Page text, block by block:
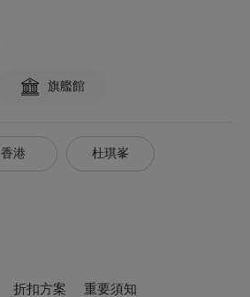
旗艦館
香港 杜琪峯
折扣方案 重要須知